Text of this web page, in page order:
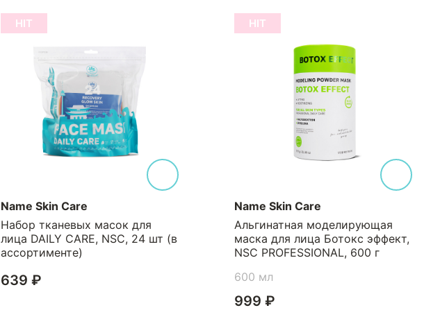
HIT
Name Skin Care
Набор тканевых масок для
лица DAILY CARE, NSC, 24 шт (в
ассортименте)
639 ₽
HIT
Name Skin Care
Альгинатная моделирующая
маска для лица Ботокс эффект,
NSC PROFESSIONAL, 600 г
600 мл
999 ₽